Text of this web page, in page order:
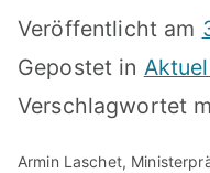
Veröffentlicht am
Gepostet in
Verschlagwortet
Armin Laschet,